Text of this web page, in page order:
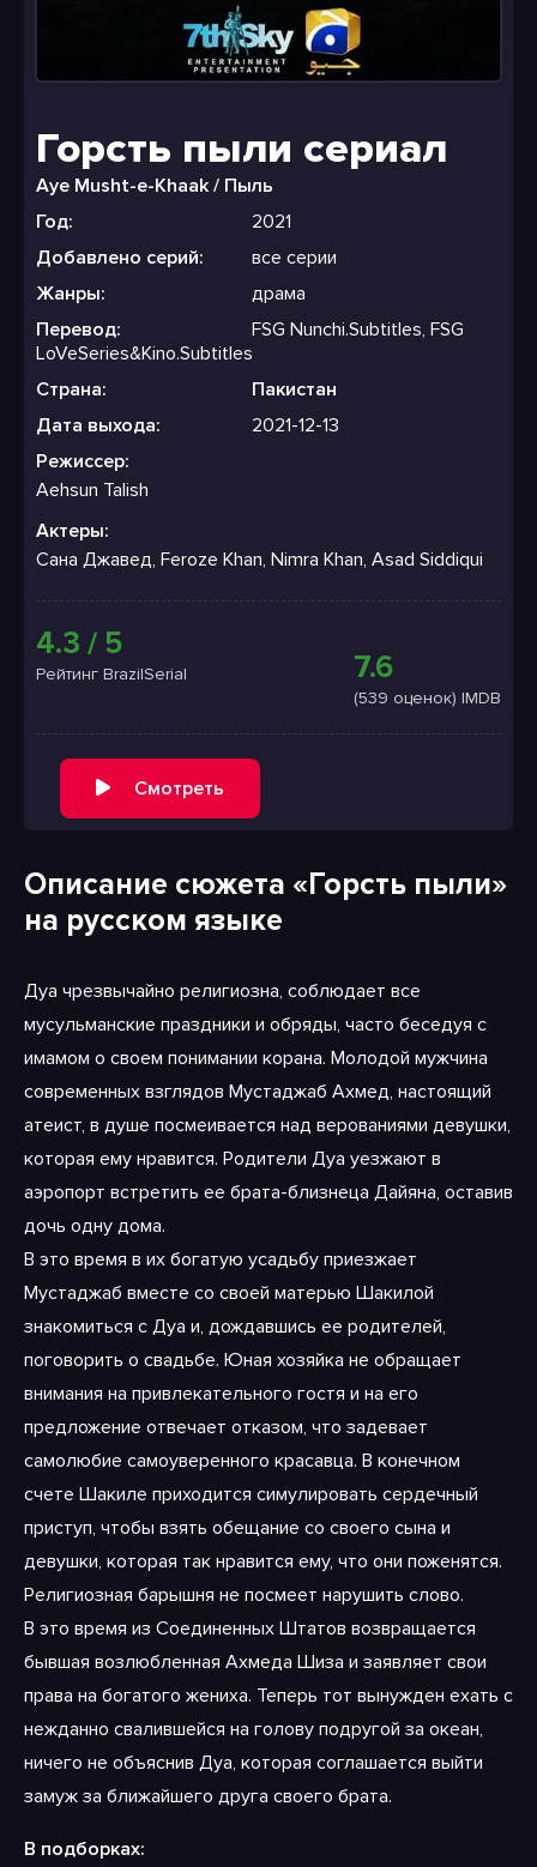
Горсть пыли сериал
Aye Musht-e-Khaak / Пыль
Год:
2021
Добавлено серий:
все серии
Жанры:
драма
Перевод:
FSG Nunchi.Subtitles, FSG
LoVeSeries&Kino.Subtitles
Страна:
Пакистан
Дата выхода:
2021-12-13
Режиссер:
Aehsun Talish
Актеры:
Сана Джавед, Feroze Khan, Nimra Khan, Asad Siddiqui
4.3 / 5
Рейтинг BrazilSerial 7.6
(539 оценок) IMDB
Смотреть
Описание сюжета «Горсть пыли»
на русском языке
Дуа чрезвычайно религиозна, соблюдает все
мусульманские праздники и обряды, часто беседуя с
имамом о своем понимании корана. Молодой мужчина
современных взглядов Мустаджаб Ахмед, настоящий
атеист, в душе посмеивается над верованиями девушки,
которая ему нравится. Родители Дуа уезжают в
аэропорт встретить ее брата-близнеца Дайяна, оставив
дочь одну дома.
В это время в их богатую усадьбу приезжает
Мустаджаб вместе со своей матерью Шакилой
знакомиться с Дуа и, дождавшись ее родителей,
поговорить о свадьбе. Юная хозяйка не обращает
внимания на привлекательного гостя и на его
предложение отвечает отказом, что задевает
самолюбие самоуверенного красавца. В конечном
счете Шакиле приходится симулировать сердечный
приступ, чтобы взять обещание со своего сына и
девушки, которая так нравится ему, что они поженятся.
Религиозная барышня не посмеет нарушить слово.
В это время из Соединенных Штатов возвращается
бывшая возлюбленная Ахмеда Шиза и заявляет свои
права на богатого жениха. Теперь тот вынужден ехать с
нежданно свалившейся на голову подругой за океан,
ничего не объяснив Дуа, которая соглашается выйти
замуж за ближайшего друга своего брата.
В подборках: